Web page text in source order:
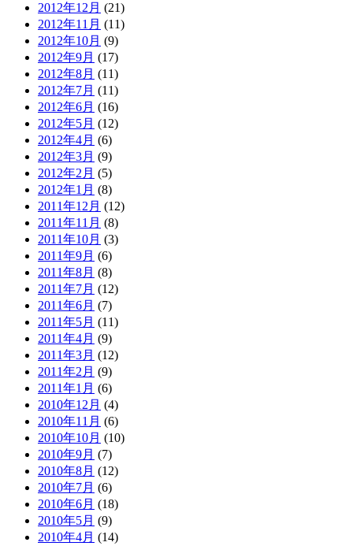
2012年12月 (21)
2012年11月 (11)
2012年10月 (9)
2012年9月 (17)
2012年8月 (11)
2012年7月 (11)
2012年6月 (16)
2012年5月 (12)
2012年4月 (6)
2012年3月 (9)
2012年2月 (5)
2012年1月 (8)
2011年12月 (12)
2011年11月 (8)
2011年10月 (3)
2011年9月 (6)
2011年8月 (8)
2011年7月 (12)
2011年6月 (7)
2011年5月 (11)
2011年4月 (9)
2011年3月 (12)
2011年2月 (9)
2011年1月 (6)
2010年12月 (4)
2010年11月 (6)
2010年10月 (10)
2010年9月 (7)
2010年8月 (12)
2010年7月 (6)
2010年6月 (18)
2010年5月 (9)
2010年4月 (14)